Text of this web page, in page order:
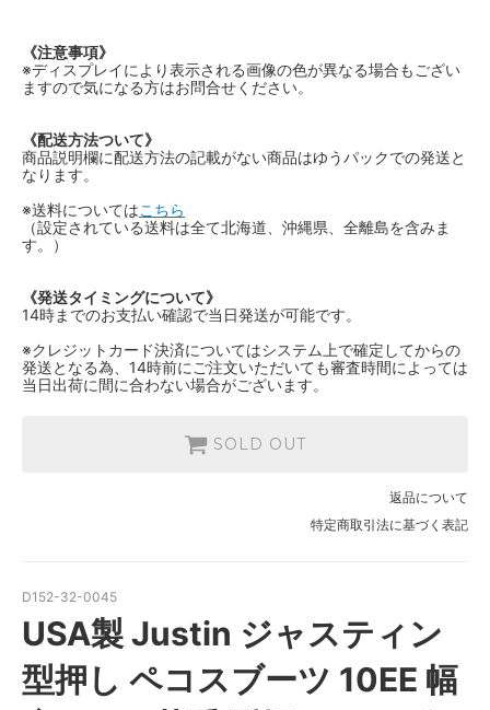
《注意事項》
※ディスプレイにより表示される画像の色が異なる場合もござい
ますので気になる方はお問合せください。
《配送方法ついて》
商品説明欄に配送方法の記載がない商品はゆうパックでの発送と
なります。
※送料についてはこちら
（設定されている送料は全て北海道、沖縄県、全離島を含みま
す。）
《発送タイミングについて》
14時までのお支払い確認で当日発送が可能です。
※クレジットカード決済についてはシステム上で確定してからの
発送となる為、14時前にご注文いただいても審査時間によっては
当日出荷に間に合わない場合がございます。
SOLD OUT
返品について
特定商取引法に基づく表記
D152-32-0045
USA製 Justin ジャスティン
型押し ペコスブーツ 10EE 幅